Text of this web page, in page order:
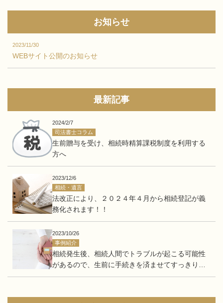
お知らせ
2023/11/30
WEBサイト公開のお知らせ
最新記事
2024/2/7
司法書士コラム
生前贈与を受け、相続時精算課税制度を利用する
方へ
2023/12/6
相続・遺言
法改正により、２０２４年４月から相続登記が義
務化されます！！
2023/10/26
事例紹介
相続発生後、相続人間でトラブルが起こる可能性
があるので、生前に手続きを済ませてすっきりし
たい。